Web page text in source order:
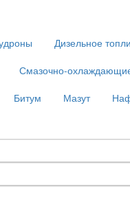
Дизельное
Смазочно-
Битум
Мазут